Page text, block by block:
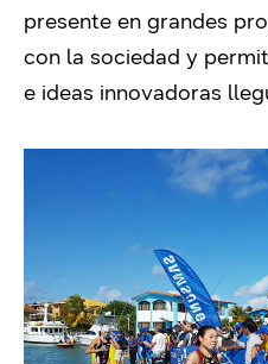
presente en grandes
con la sociedad y
e ideas innovadoras